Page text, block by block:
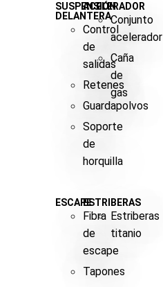
SUSPENSIÓN
DELANTERA
Control
de
salidas
Retenes
Guardapolvos
Soporte
de
horquilla
ACELERADOR
Conjunto
acelerador
Caña
de
gas
ESCAPE
Fibra
de
escape
Tapones
ESTRIBERAS
Estriberas
titanio